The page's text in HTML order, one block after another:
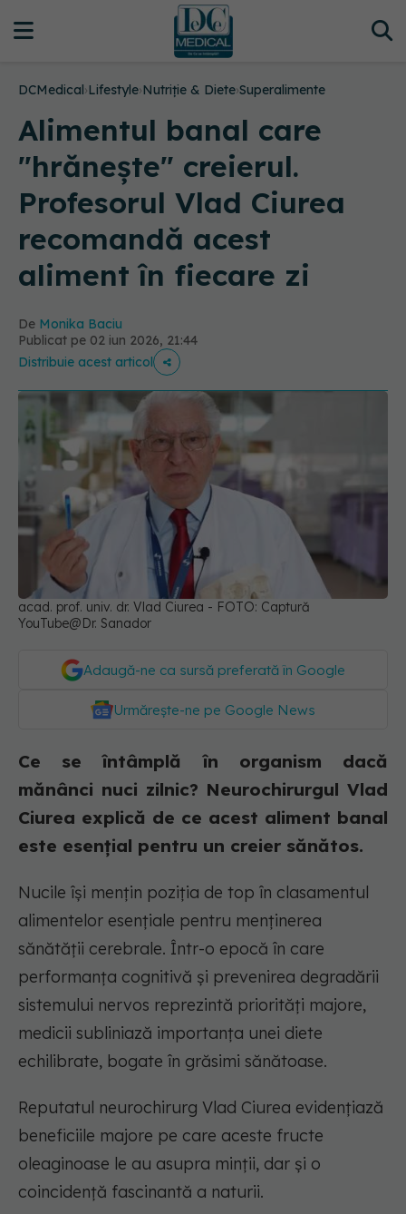
DCMedical›Lifestyle›Nutriție & Diete›Superalimente
Alimentul banal care
"hrănește" creierul.
Profesorul Vlad Ciurea
recomandă acest
aliment în fiecare zi
De Monika Baciu
Publicat pe 02 iun 2026, 21:44
Distribuie acest articol
acad. prof. univ. dr. Vlad Ciurea - FOTO: Captură
YouTube@Dr. Sanador
Adaugă-ne ca sursă preferată în Google
Urmărește-ne pe Google News
Ce se întâmplă în organism dacă
mănânci nuci zilnic? Neurochirurgul Vlad
Ciurea explică de ce acest aliment banal
este esențial pentru un creier sănătos.
Nucile își mențin poziția de top în clasamentul
alimentelor esențiale pentru menținerea
sănătății cerebrale. Într-o epocă în care
performanța cognitivă și prevenirea degradării
sistemului nervos reprezintă priorități majore,
medicii subliniază importanța unei diete
echilibrate, bogate în grăsimi sănătoase.
Reputatul neurochirurg Vlad Ciurea evidențiază
beneficiile majore pe care aceste fructe
oleaginoase le au asupra minții, dar și o
coincidență fascinantă a naturii.